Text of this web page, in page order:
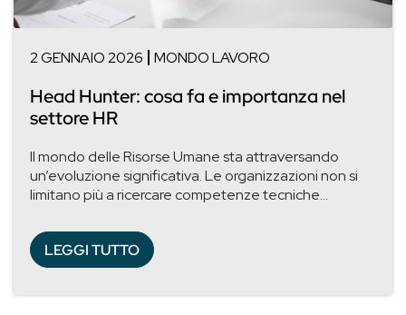
2 GENNAIO 2026 MONDO LAVORO
Head Hunter: cosa fa e importanza nel
settore HR
Il mondo delle Risorse Umane sta attraversando
un’evoluzione significativa. Le organizzazioni non si
limitano più a ricercare competenze tecniche...
LEGGI TUTTO